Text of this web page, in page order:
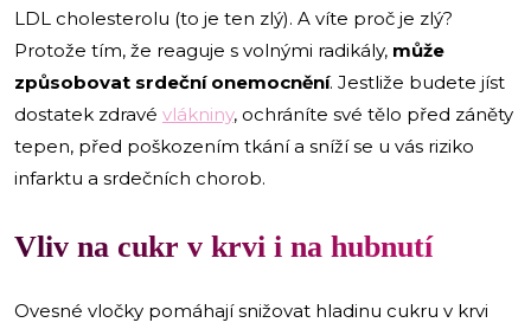
LDL cholesterolu (to je ten zlý). A víte proč je zlý?
Protože tím, že reaguje s volnými radikály, může
způsobovat srdeční onemocnění. Jestliže budete jíst
dostatek zdravé vlákniny, ochráníte své tělo před záněty
tepen, před poškozením tkání a sníží se u vás riziko
infarktu a srdečních chorob.
Vliv na cukr v krvi i na hubnutí
Ovesné vločky pomáhají snižovat hladinu cukru v krvi